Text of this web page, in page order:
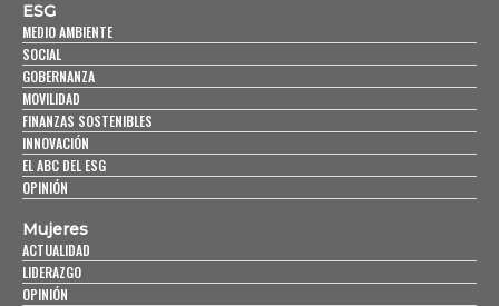
ESG
MEDIO AMBIENTE
SOCIAL
GOBERNANZA
MOVILIDAD
FINANZAS SOSTENIBLES
INNOVACIÓN
EL ABC DEL ESG
OPINIÓN
Mujeres
ACTUALIDAD
LIDERAZGO
OPINIÓN